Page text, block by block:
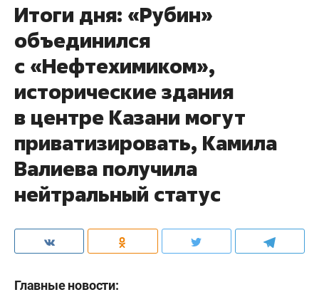
Итоги дня: «Рубин»
объединился
с «Нефтехимиком»,
исторические здания
в центре Казани могут
приватизировать, Камила
Валиева получила
нейтральный статус
Главные новости: